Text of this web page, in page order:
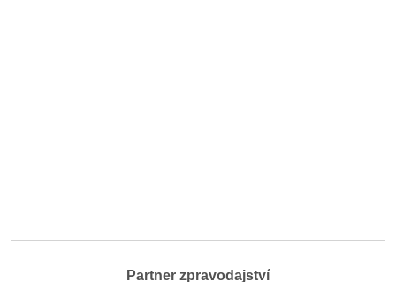
Partner zpravodajství